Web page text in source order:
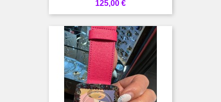
Prix
125,00 €